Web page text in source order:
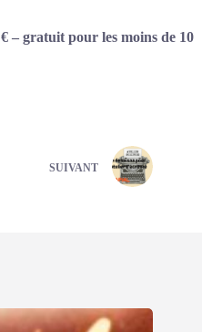
– gratuit pour les moins de 10
SUIVANT